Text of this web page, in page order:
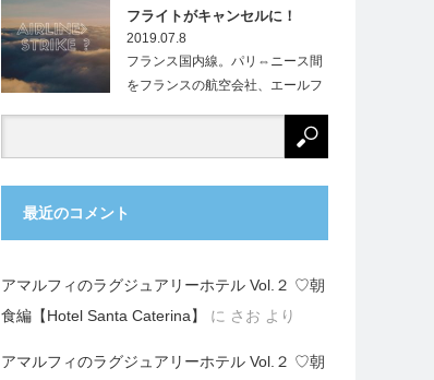
フライトがキャンセルに！
2019.07.8
フランス国内線。パリ⇔ニース間
をフランスの航空会社、エールフ
最近のコメント
アマルフィのラグジュアリーホテル Vol.２ ♡朝
食編【Hotel Santa Caterina】
に さお より
アマルフィのラグジュアリーホテル Vol.２ ♡朝